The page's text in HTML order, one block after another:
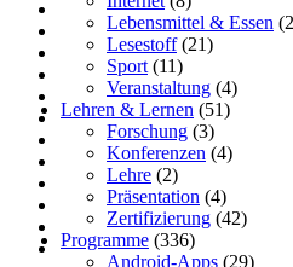
Lebensmittel & Essen
Lesestoff(21)
Sport (11)
Veranstaltung (4)
Lehren & Lernen (51)
Forschung (3)
Konferenzen (4)
Lehre (2)
Präsentation (4)
Zertifizierung (42)
Programme (336)
Android-Apps (29)